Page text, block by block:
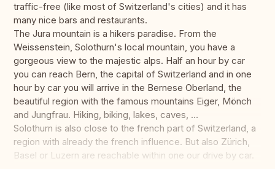
traffic-free (like most of Switzerland's cities) and it has
many nice bars and restaurants.
The Jura mountain is a hikers paradise. From the
Weissenstein, Solothurn's local mountain, you have a
gorgeous view to the majestic alps. Half an hour by car
you can reach Bern, the capital of Switzerland and in one
hour by car you will arrive in the Bernese Oberland, the
beautiful region with the famous mountains Eiger, Mönch
and Jungfrau. Hiking, biking, lakes, caves, …
Solothurn is also close to the french part of Switzerland, a
region with already the french influence. But also Zürich,
Basel or Luzern are reachable within one our drive by car.